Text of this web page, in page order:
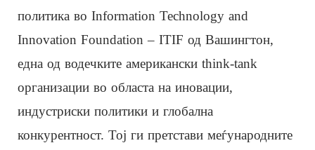
политика во Information Technology and
Innovation Foundation – ITIF од Вашингтон,
една од водечките американски think-tank
организации во областа на иновации,
индустриски политики и глобална
конкурентност. Тој ги претстави меѓународните